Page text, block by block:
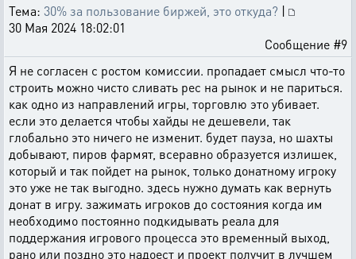
Тема: 30% за пользование биржей, это откуда? |
30 Мая 2024 18:02:01
Сообщение #9
Я не согласен с ростом комиссии. пропадает смысл что-то
строить можно чисто сливать рес на рынок и не париться.
как одно из направлений игры, торговлю это убивает.
если это делается чтобы хайды не дешевели, так
глобально это ничего не изменит. будет пауза, но шахты
добывают, пиров фармят, всеравно образуется излишек,
который и так пойдет на рынок, только донатному игроку
это уже не так выгодно. здесь нужно думать как вернуть
донат в игру. зажимать игроков до состояния когда им
необходимо постоянно подкидывать реала для
поддержания игрового процесса это временный выход,
рано или поздно это надоест и проект получит в лучшем